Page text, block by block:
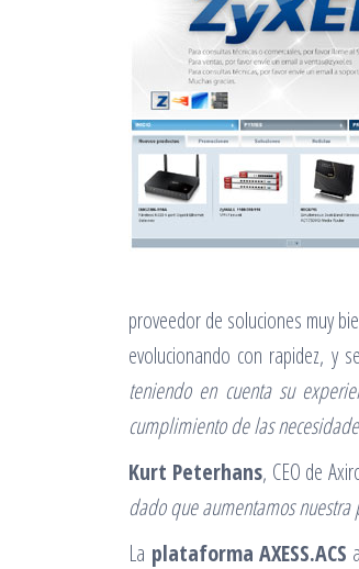
proveedor de soluciones muy
evolucionando con rapidez, y
teniendo en cuenta su
cumplimiento de las
Kurt Peterhans, CEO de
dado que aumentamos
La plataforma AXESS.ACS